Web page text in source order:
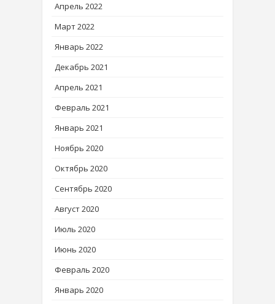
Апрель 2022
Март 2022
Январь 2022
Декабрь 2021
Апрель 2021
Февраль 2021
Январь 2021
Ноябрь 2020
Октябрь 2020
Сентябрь 2020
Август 2020
Июль 2020
Июнь 2020
Февраль 2020
Январь 2020